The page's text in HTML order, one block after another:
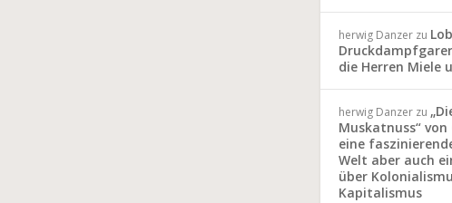
herwig Danzerzu
die Herren Miele
herwig Danzerzu
Muskatnuss“
eine
Welt aber auch
über
Kapitalismus